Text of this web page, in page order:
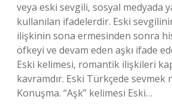
veya eski sevgili, sosyal medyada
kullanılan ifadelerdir. Eski
ilişkinin sona ermesinden sonra
öfkeyi ve devam eden aşkı ifade
Eski kelimesi, romantik ilişkileri
kavramdır. Eski Türkçede sevmek
Konuşma. “Aşk” kelimesi Eski…